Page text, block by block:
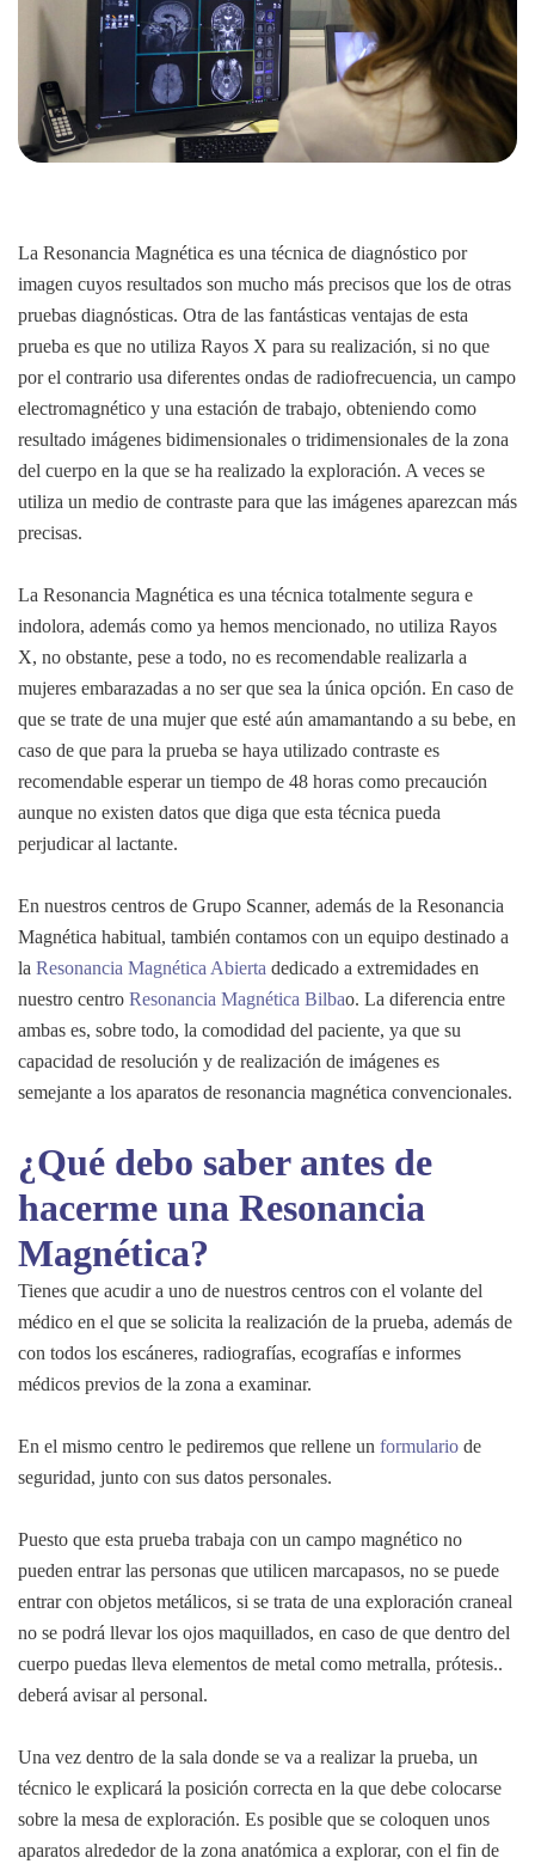
La Resonancia Magnética es una técnica de diagnóstico por
imagen cuyos resultados son mucho más precisos que los de otras
pruebas diagnósticas. Otra de las fantásticas ventajas de esta
prueba es que no utiliza Rayos X para su realización, si no que
por el contrario usa diferentes ondas de radiofrecuencia, un campo
electromagnético y una estación de trabajo, obteniendo como
resultado imágenes bidimensionales o tridimensionales de la zona
del cuerpo en la que se ha realizado la exploración. A veces se
utiliza un medio de contraste para que las imágenes aparezcan más
precisas.
La Resonancia Magnética es una técnica totalmente segura e
indolora, además como ya hemos mencionado, no utiliza Rayos
X, no obstante, pese a todo, no es recomendable realizarla a
mujeres embarazadas a no ser que sea la única opción. En caso de
que se trate de una mujer que esté aún amamantando a su bebe, en
caso de que para la prueba se haya utilizado contraste es
recomendable esperar un tiempo de 48 horas como precaución
aunque no existen datos que diga que esta técnica pueda
perjudicar al lactante.
En nuestros centros de Grupo Scanner, además de la Resonancia
Magnética habitual, también contamos con un equipo destinado a
la Resonancia Magnética Abierta dedicado a extremidades en
nuestro centro Resonancia Magnética Bilbao. La diferencia entre
ambas es, sobre todo, la comodidad del paciente, ya que su
capacidad de resolución y de realización de imágenes es
semejante a los aparatos de resonancia magnética convencionales.
¿Qué debo saber antes de
hacerme una Resonancia
Magnética?
Tienes que acudir a uno de nuestros centros con el volante del
médico en el que se solicita la realización de la prueba, además de
con todos los escáneres, radiografías, ecografías e informes
médicos previos de la zona a examinar.
En el mismo centro le pediremos que rellene un formulario de
seguridad, junto con sus datos personales.
Puesto que esta prueba trabaja con un campo magnético no
pueden entrar las personas que utilicen marcapasos, no se puede
entrar con objetos metálicos, si se trata de una exploración craneal
no se podrá llevar los ojos maquillados, en caso de que dentro del
cuerpo puedas lleva elementos de metal como metralla, prótesis..
deberá avisar al personal.
Una vez dentro de la sala donde se va a realizar la prueba, un
técnico le explicará la posición correcta en la que debe colocarse
sobre la mesa de exploración. Es posible que se coloquen unos
aparatos alrededor de la zona anatómica a explorar, con el fin de